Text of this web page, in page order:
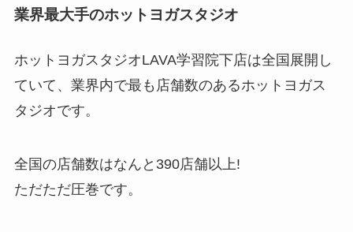
業界最大手のホットヨガスタジオ
ホットヨガスタジオLAVA学習院下店は全国展開し
ていて、業界内で最も店舗数のあるホットヨガス
タジオです。
全国の店舗数はなんと 390店舗以上!
ただただ圧巻です。